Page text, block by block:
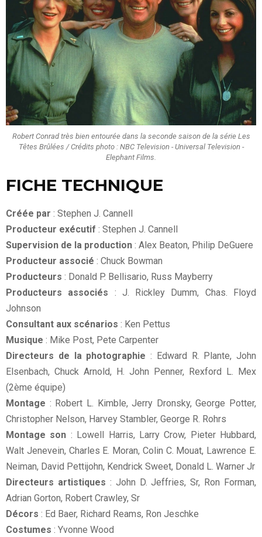
Robert Conrad très bien entourée dans la seconde saison de la série Les
Têtes Brûlées / Crédits photo : NBC Television - Universal Television -
Elephant Films.
FICHE TECHNIQUE
Créée par : Stephen J. Cannell
Producteur exécutif : Stephen J. Cannell
Supervision de la production : Alex Beaton, Philip DeGuere
Producteur associé : Chuck Bowman
Producteurs : Donald P. Bellisario, Russ Mayberry
Producteurs associés : J. Rickley Dumm, Chas. Floyd
Johnson
Consultant aux scénarios : Ken Pettus
Musique : Mike Post, Pete Carpenter
Directeurs de la photographie : Edward R. Plante, John
Elsenbach, Chuck Arnold, H. John Penner, Rexford L. Mex
(2ème équipe)
Montage : Robert L. Kimble, Jerry Dronsky, George Potter,
Christopher Nelson, Harvey Stambler, George R. Rohrs
Montage son : Lowell Harris, Larry Crow, Pieter Hubbard,
Walt Jenevein, Charles E. Moran, Colin C. Mouat, Lawrence E.
Neiman, David Pettijohn, Kendrick Sweet, Donald L. Warner Jr
Directeurs artistiques : John D. Jeffries, Sr, Ron Forman,
Adrian Gorton, Robert Crawley, Sr
Décors : Ed Baer, Richard Reams, Ron Jeschke
Costumes : Yvonne Wood